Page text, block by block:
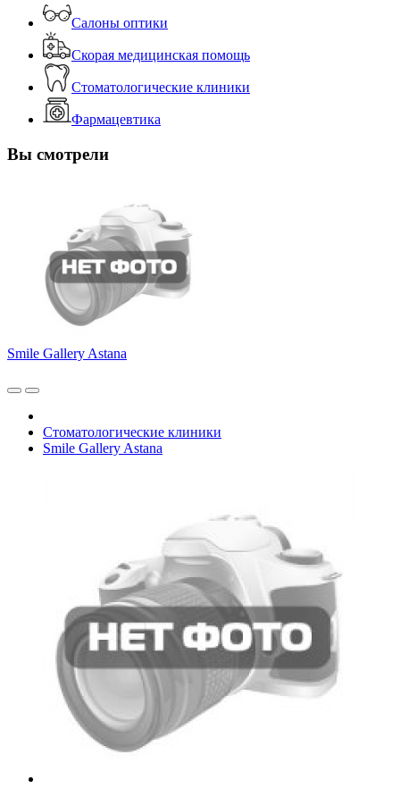
Салоны оптики
Скорая медицинская помощь
Стоматологические клиники
Фармацевтика
Вы смотрели
Smile Gallery Astana
Стоматологические клиники
Smile Gallery Astana